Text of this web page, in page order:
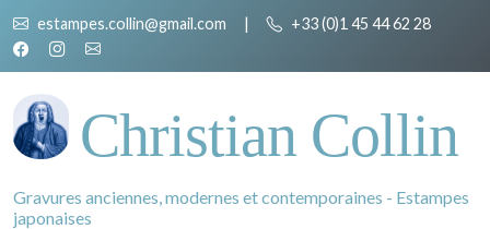
estampes.collin@gmail.com | +33 (0)1 45 44 62 28
Christian Collin
Gravures anciennes, modernes et contemporaines - Estampes
japonaises